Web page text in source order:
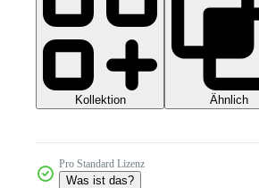
Kollektion Ähnlich
Pro Standard Lizenz
Was ist das?